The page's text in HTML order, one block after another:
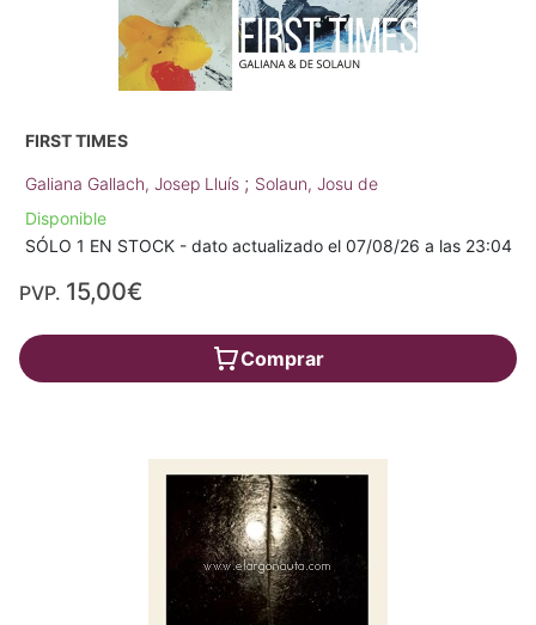
FIRST TIMES
Galiana Gallach, Josep Lluís ; Solaun, Josu de
Disponible
SÓLO 1 EN STOCK - dato actualizado el 07/08/26 a las 23:04
PVP. 15,00€
Comprar